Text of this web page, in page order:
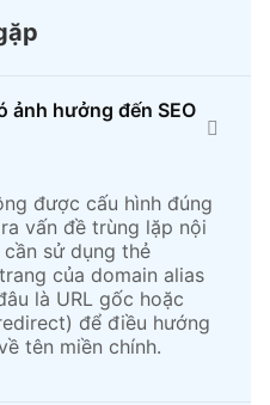
ảnh hưởng đến SEO
được cấu hình đúng
vấn đề trùng lặp nội
sử dụng thẻ
của domain alias
là URL gốc hoặc
để điều hướng
tên miền chính.